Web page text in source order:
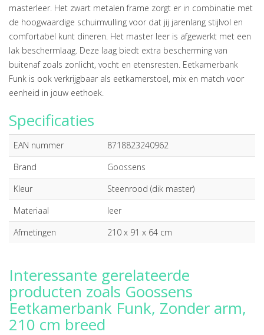
masterleer. Het zwart metalen frame zorgt er in combinatie met
de hoogwaardige schuimvulling voor dat jij jarenlang stijlvol en
comfortabel kunt dineren. Het master leer is afgewerkt met een
lak beschermlaag. Deze laag biedt extra bescherming van
buitenaf zoals zonlicht, vocht en etensresten. Eetkamerbank
Funk is ook verkrijgbaar als eetkamerstoel, mix en match voor
eenheid in jouw eethoek.
Specificaties
EAN nummer
8718823240962
Brand
Goossens
Kleur
Steenrood (dik master)
Materiaal
leer
Afmetingen
210 x 91 x 64 cm
Interessante gerelateerde
producten zoals Goossens
Eetkamerbank Funk, Zonder arm,
210 cm breed